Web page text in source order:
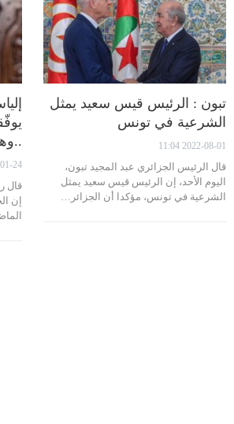
تبون : الرئيس قيس سعيد يمثل
الشرعية في تونس
2022-08-01 11:04
قال الرئيس الجزائري عبد المجيد تبون،
اليوم الأحد، إن الرئيس قيس سعيد يمثل
الشرعية في تونس، مؤكدا أن الجزائر…
13:18
قال
إن